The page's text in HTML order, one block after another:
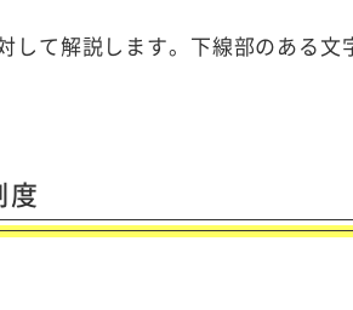
て解説します。 下線部のある文
度